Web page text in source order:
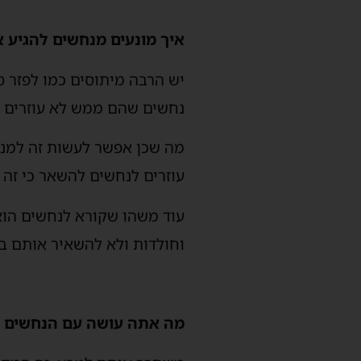
איך מונעים מנחשים להגיע
יש הרבה מיתוסים כמו לפזר
נחשים שהם ממש לא עוזרים
מה שכן אפשר לעשות זה
עוזרים לנחשים להשאר כי
עוד משהו שקורא לנחשים
וחולדות ולא להשאיר אותם באזור שלנו. נחש
מה אתה עושה עם